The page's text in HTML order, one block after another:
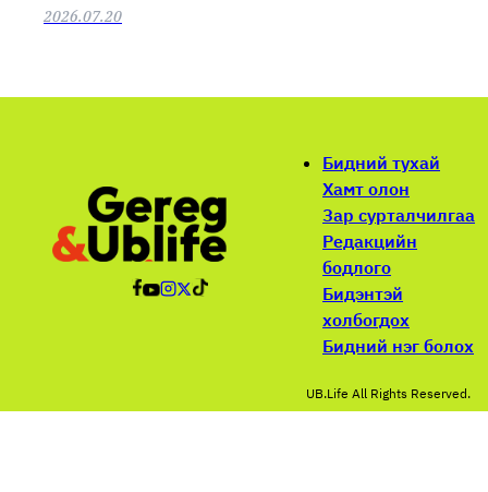
2026.07.20
Бидний тухай
Хамт олон
Зар сурталчилгаа
Редакцийн
бодлого
Бидэнтэй
холбогдох
Бидний нэг болох
UB.Life All Rights Reserved.